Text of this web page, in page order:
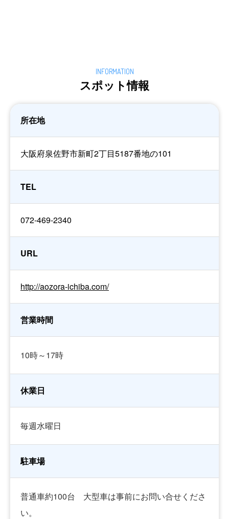
スポット情報
所在地
大阪府泉佐野市新町2丁目5187番地の101
TEL
072-469-2340
URL
http://aozora-ichiba.com/
営業時間
10時～17時
休業日
毎週水曜日
駐車場
普通車約100台 大型車は事前にお問い合せくださ
い。